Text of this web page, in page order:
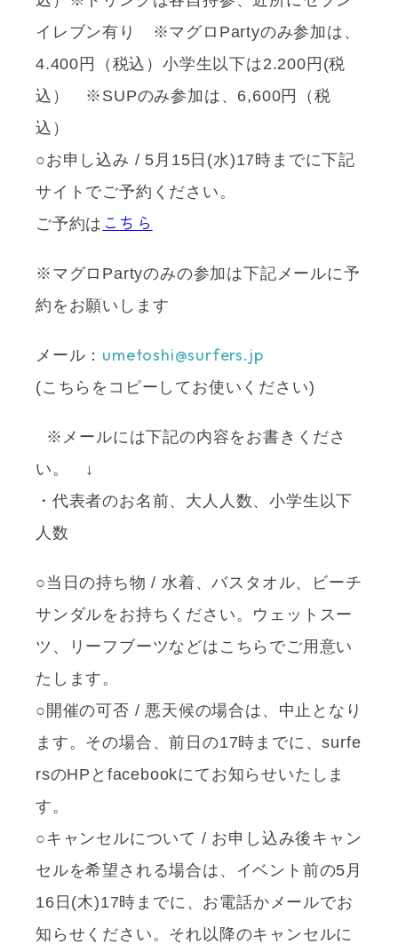
イレブン有り ※マグロPartyのみ参加は、
4.400円（税込）小学生以下は2.200円(税
込） ※SUPのみ参加は、6,600円（税
込）
○お申し込み / 5月15日(水)17時までに下記
サイトでご予約ください。
ご予約は こちら
※マグロPartyのみの参加は下記メールに予
約をお願いします
メール： umetoshi@surfers.jp
(こちらをコピーしてお使いください)
※メールには下記の内容をお書きくださ
い。 ↓
・代表者のお名前、大人人数、小学生以下
人数
○当日の持ち物 / 水着、バスタオル、ビーチ
サンダルをお持ちください。ウェットスー
ツ、リーフブーツなどはこちらでご用意い
たします。
○開催の可否 / 悪天候の場合は、中止となり
ます。その場合、前日の17時までに、surfe
rsのHPとfacebookにてお知らせいたしま
す。
○キャンセルについて / お申し込み後キャン
セルを希望される場合は、イベント前の5月
16日(木)17時までに、お電話かメールでお
知らせください。それ以降のキャンセルに